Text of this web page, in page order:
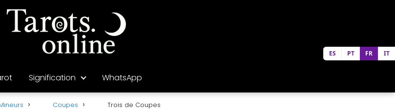
Signification WhatsApp
Coupes Trois de Coupes
ES PT FR IT